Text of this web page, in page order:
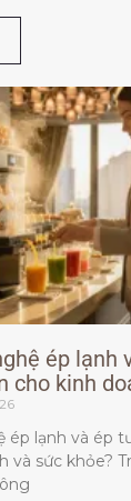
ép lạnh
cho kinh
ép lạnh và ép
và sức khỏe?